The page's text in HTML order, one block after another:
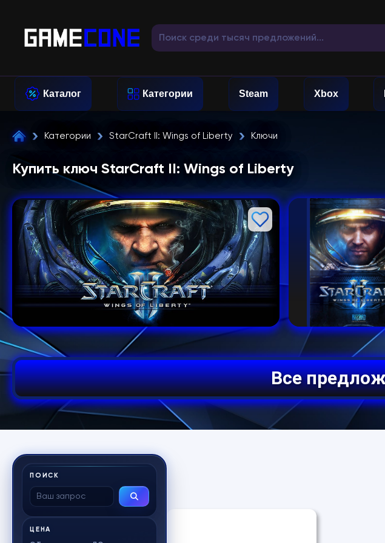
Каталог Категории Steam Xbox
Категории StarCraft II: Wings of Liberty Ключи
Купить ключ StarCraft II: Wings of Liberty
ПОИСК
ЦЕНА